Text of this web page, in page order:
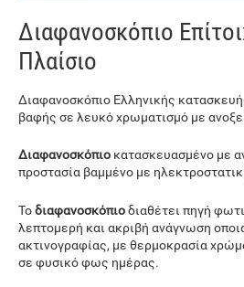
Διαφανοσκόπιο
Πλαίσιο
Διαφανοσκόπιο Ελληνικής
βαφής σε λευκό χρωματισμό με
Διαφανοσκόπιο κατασκευασμένο με
προστασία βαμμένο με
Τοδιαφανοσκόπιοδιαθέτει πηγή
λεπτομερή και ακριβή ανάγνωση
ακτινογραφίας, με θερμοκρασία
σε φυσικό φως ημέρας.